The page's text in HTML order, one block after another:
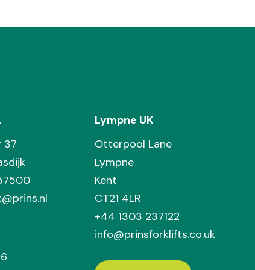
37
Lympne UK
Otterpool Lane
Lympne
Kent
CT21 4LR
+44 1303 237122
info@prinsforklifts.co.uk